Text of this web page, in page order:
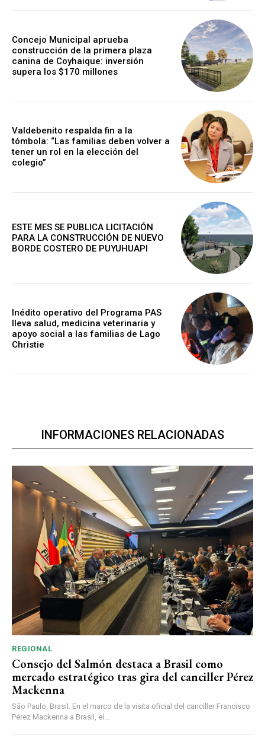
Concejo Municipal aprueba
construcción de la primera plaza
canina de Coyhaique: inversión
supera los $170 millones
Valdebenito respalda fin a la
tómbola: “Las familias deben volver a
tener un rol en la elección del
colegio”
ESTE MES SE PUBLICA LICITACIÓN
PARA LA CONSTRUCCIÓN DE NUEVO
BORDE COSTERO DE PUYUHUAPI
Inédito operativo del Programa PAS
lleva salud, medicina veterinaria y
apoyo social a las familias de Lago
Christie
INFORMACIONES RELACIONADAS
REGIONAL
Consejo del Salmón destaca a Brasil como
mercado estratégico tras gira del canciller Pérez
Mackenna
São Paulo, Brasil. En el marco de la visita oficial del canciller Francisco
Pérez Mackenna a Brasil, el...